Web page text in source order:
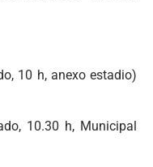
10 h, anexo estadio)
10.30 h, Municipal